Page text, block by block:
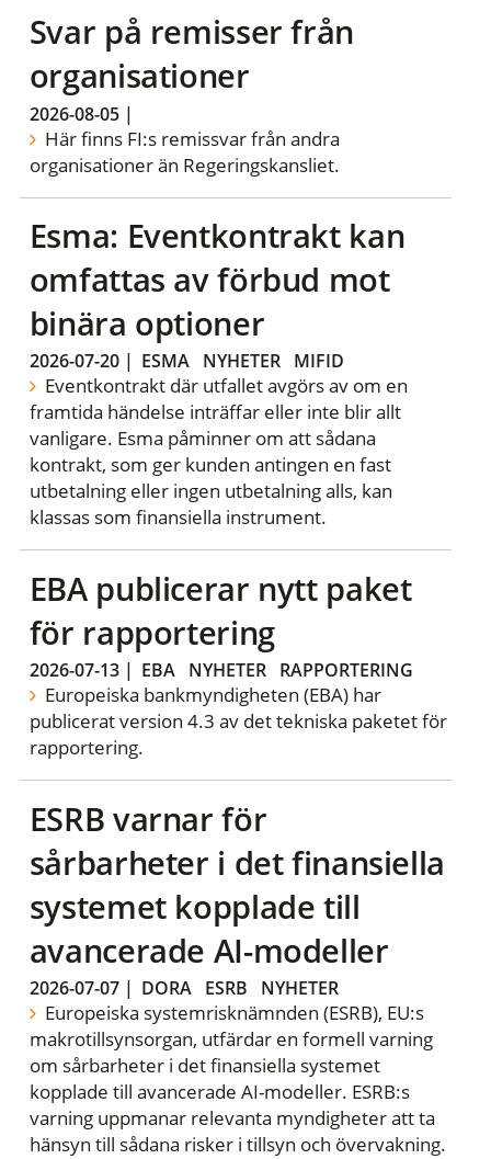
Svar på remisser från
organisationer
2026-08-05|
Här finns FI:s remissvar från andra
organisationer än Regeringskansliet.
Esma: Eventkontrakt kan
omfattas av förbud mot
binära optioner
2026-07-20| ESMA NYHETER MIFID
Eventkontrakt där utfallet avgörs av om en
framtida händelse inträffar eller inte blir allt
vanligare. Esma påminner om att sådana
kontrakt, som ger kunden antingen en fast
utbetalning eller ingen utbetalning alls, kan
klassas som finansiella instrument.
EBA publicerar nytt paket
för rapportering
2026-07-13| EBA NYHETER RAPPORTERING
Europeiska bankmyndigheten (EBA) har
publicerat version 4.3 av det tekniska paketet för
rapportering.
ESRB varnar för
sårbarheter i det finansiella
systemet kopplade till
avancerade AI-modeller
2026-07-07| DORA ESRB NYHETER
Europeiska systemrisknämnden (ESRB), EU:s
makrotillsynsorgan, utfärdar en formell varning
om sårbarheter i det finansiella systemet
kopplade till avancerade AI-modeller. ESRB:s
varning uppmanar relevanta myndigheter att ta
hänsyn till sådana risker i tillsyn och övervakning.